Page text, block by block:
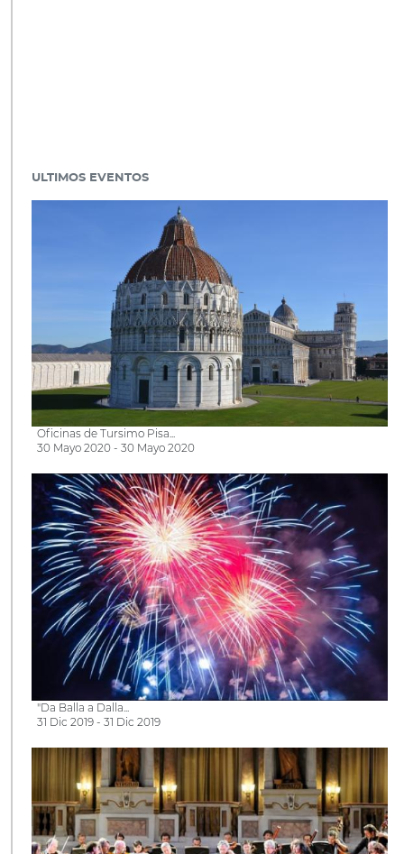
ULTIMOS EVENTOS
Oficinas de Tursimo Pisa...
30 Mayo 2020 - 30 Mayo 2020
"Da Balla a Dalla...
31 Dic 2019 - 31 Dic 2019